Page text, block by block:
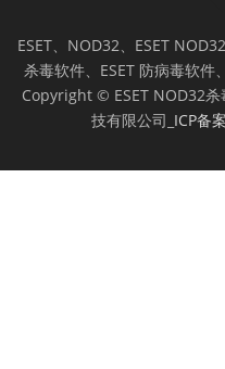
ESET、NOD32、ESET
杀毒软件、ESET 防病毒软
Copyright © ESET NOD32杀
技有限公司_ ICP备